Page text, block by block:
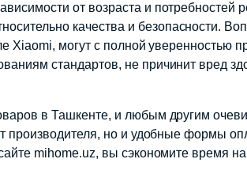
от возраста и потребностей
качества и безопасности.
Xiaomi, могут с полной уверенностью
стандартов, не причинит вред
в Ташкенте, и любым другим
производителя, но и удобные формы
mihome.uz, вы сэкономите время